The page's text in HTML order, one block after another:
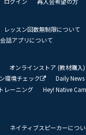
レッスン回数無制限について
話アプリについて
オンラインストア (教材購入)
環境チェック Daily
レーニング Hey! Native
ネイティブスピーカーにつ